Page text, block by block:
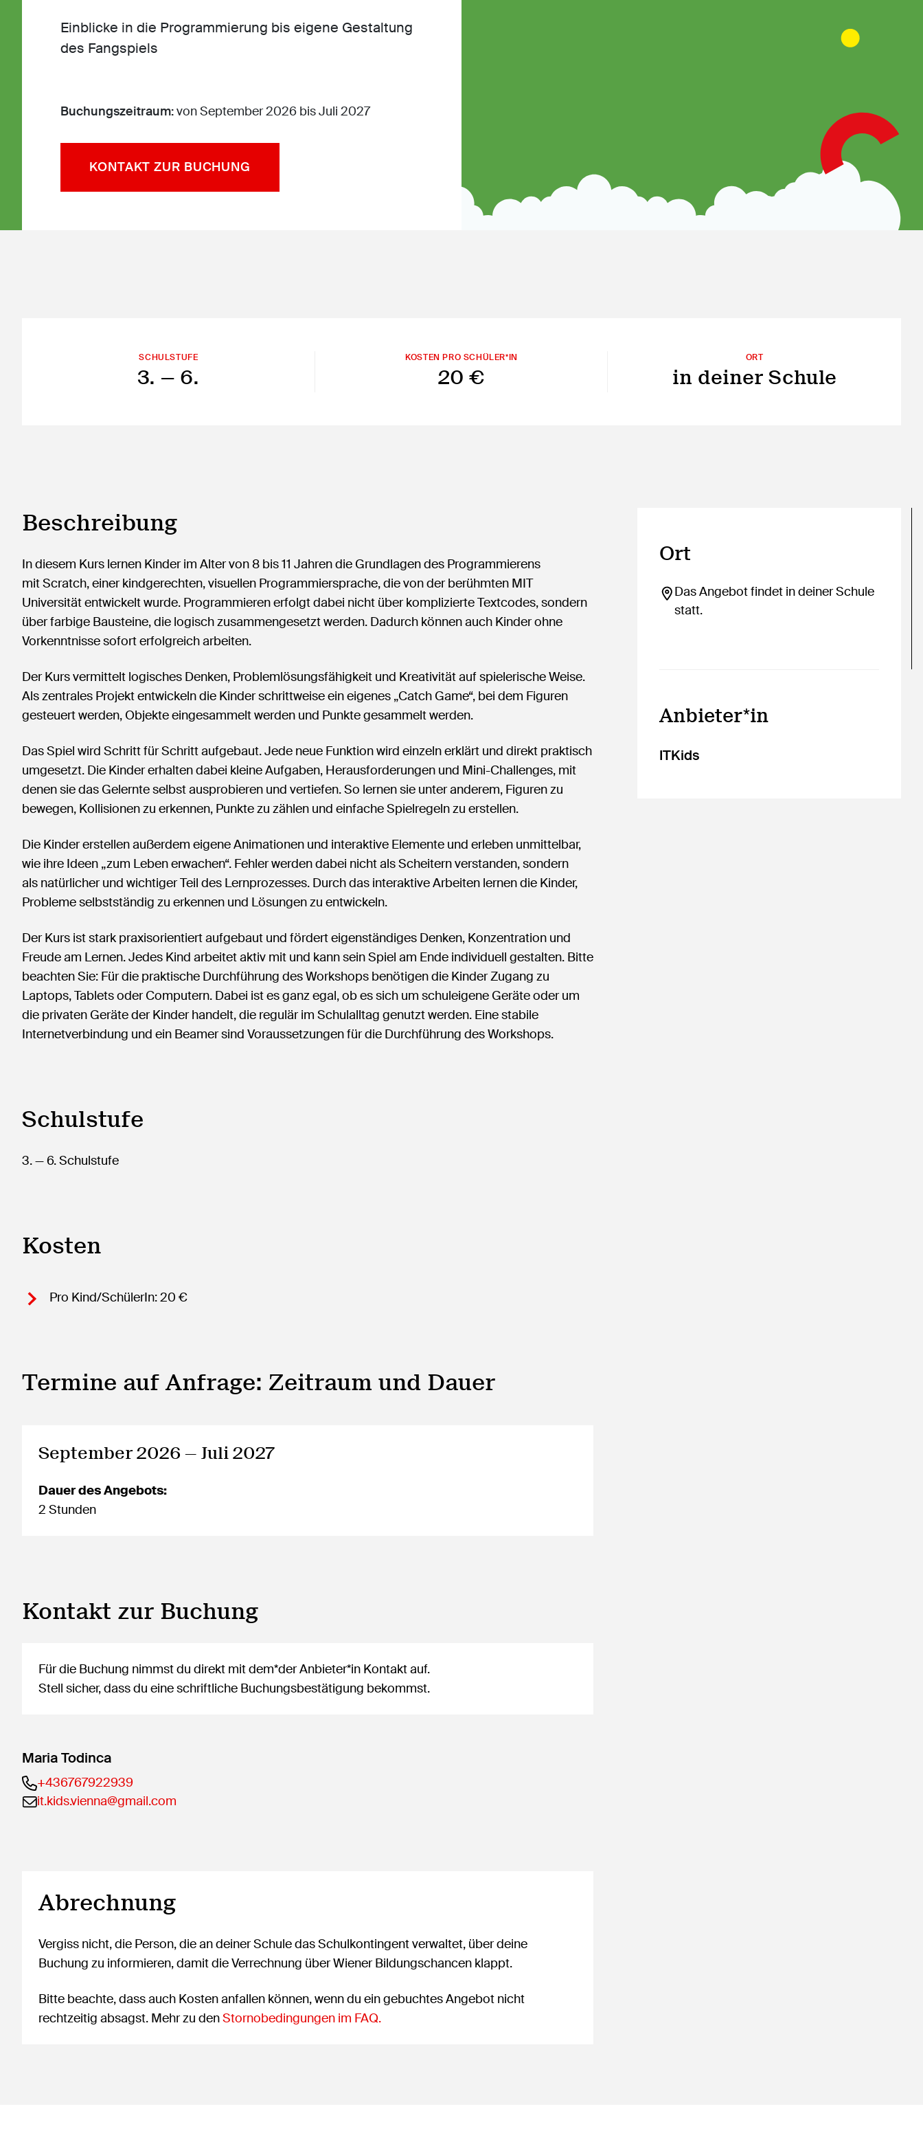
Einblicke in die Programmierung bis eigene Gestaltung
des Fangspiels
Buchungszeitraum:von September 2026 bis Juli 2027
KONTAKT ZUR BUCHUNG
SCHULSTUFE
3. — 6.
KOSTEN PRO SCHÜLER*IN
20 €
ORT
in deiner Schule
Beschreibung
In diesem Kurs lernen Kinder im Alter von 8 bis 11 Jahren die Grundlagen des Programmierens
mit Scratch, einer kindgerechten, visuellen Programmiersprache, die von der berühmten MIT
Universität entwickelt wurde. Programmieren erfolgt dabei nicht über komplizierte Textcodes, sondern
über farbige Bausteine, die logisch zusammengesetzt werden. Dadurch können auch Kinder ohne
Vorkenntnisse sofort erfolgreich arbeiten.
Der Kurs vermittelt logisches Denken, Problemlösungsfähigkeit und Kreativität auf spielerische Weise.
Als zentrales Projekt entwickeln die Kinder schrittweise ein eigenes „Catch Game“, bei dem Figuren
gesteuert werden, Objekte eingesammelt werden und Punkte gesammelt werden.
Das Spiel wird Schritt für Schritt aufgebaut. Jede neue Funktion wird einzeln erklärt und direkt praktisch
umgesetzt. Die Kinder erhalten dabei kleine Aufgaben, Herausforderungen und Mini-Challenges, mit
denen sie das Gelernte selbst ausprobieren und vertiefen. So lernen sie unter anderem, Figuren zu
bewegen, Kollisionen zu erkennen, Punkte zu zählen und einfache Spielregeln zu erstellen.
Die Kinder erstellen außerdem eigene Animationen und interaktive Elemente und erleben unmittelbar,
wie ihre Ideen „zum Leben erwachen“. Fehler werden dabei nicht als Scheitern verstanden, sondern
als natürlicher und wichtiger Teil des Lernprozesses. Durch das interaktive Arbeiten lernen die Kinder,
Probleme selbstständig zu erkennen und Lösungen zu entwickeln.
Der Kurs ist stark praxisorientiert aufgebaut und fördert eigenständiges Denken, Konzentration und
Freude am Lernen. Jedes Kind arbeitet aktiv mit und kann sein Spiel am Ende individuell gestalten. Bitte
beachten Sie: Für die praktische Durchführung des Workshops benötigen die Kinder Zugang zu
Laptops, Tablets oder Computern. Dabei ist es ganz egal, ob es sich um schuleigene Geräte oder um
die privaten Geräte der Kinder handelt, die regulär im Schulalltag genutzt werden. Eine stabile
Internetverbindung und ein Beamer sind Voraussetzungen für die Durchführung des Workshops.
Schulstufe
3.— 6.Schulstufe
Kosten
Pro Kind/SchülerIn: 20 €
Termine auf Anfrage: Zeitraum und Dauer
September 2026 — Juli 2027
Dauer des Angebots:
2 Stunden
Kontakt zur Buchung
Für die Buchung nimmst du direkt mit dem*der Anbieter*in Kontakt auf.
Stell sicher, dass du eine schriftliche Buchungsbestätigung bekommst.
Maria Todinca
+436767922939
it.kids.vienna@gmail.com
Ort
Das Angebot findet in deiner Schule
statt.
Anbieter*in
ITKids
Abrechnung
Vergiss nicht, die Person, die an deiner Schule das Schulkontingent verwaltet, über deine
Buchung zu informieren, damit die Verrechnung über Wiener Bildungschancen klappt.
Bitte beachte, dass auch Kosten anfallen können, wenn du ein gebuchtes Angebot nicht
rechtzeitig absagst. Mehr zu denStornobedingungen im FAQ.